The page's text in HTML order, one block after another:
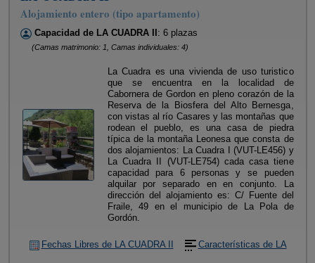
Alojamiento entero (tipo apartamento)
Capacidad de LA CUADRA II : 6 plazas
(Camas matrimonio: 1, Camas individuales: 4)
La Cuadra es una vivienda de uso turistico
que se encuentra en la localidad de
Cabornera de Gordon en pleno corazón de la
Reserva de la Biosfera del Alto Bernesga,
con vistas al río Casares y las montañas que
rodean el pueblo, es una casa de piedra
típica de la montaña Leonesa que consta de
dos alojamientos: La Cuadra I (VUT-LE456) y
La Cuadra II (VUT-LE754) cada casa tiene
capacidad para 6 personas y se pueden
alquilar por separado en en conjunto. La
dirección del alojamiento es: C/ Fuente del
Fraile, 49 en el municipio de La Pola de
Gordón.
Fechas Libres de LA CUADRA II Características de LA